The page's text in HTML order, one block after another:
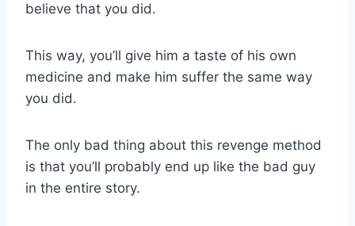
believe that you did.
This way, you’ll give him a taste of his own
medicine and make him suffer the same way
you did.
The only bad thing about this revenge method
is that you’ll probably end up like the bad guy
in the entire story.